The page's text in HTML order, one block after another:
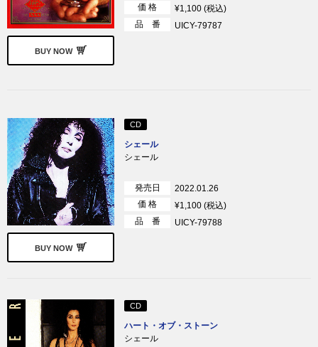
BUY NOW
価 格
¥1,100 (税込)
品 番
UICY-79787
BUY NOW
CD
シェール
シェール
発売日
2022.01.26
価 格
¥1,100 (税込)
品 番
UICY-79788
CD
ハート・オブ・ストーン
シェール